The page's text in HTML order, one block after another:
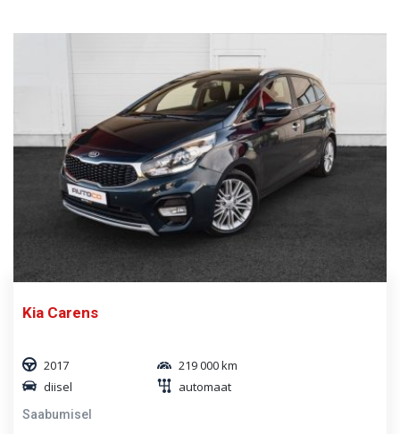
Kia Carens
2017
219 000 km
diisel
automaat
Saabumisel